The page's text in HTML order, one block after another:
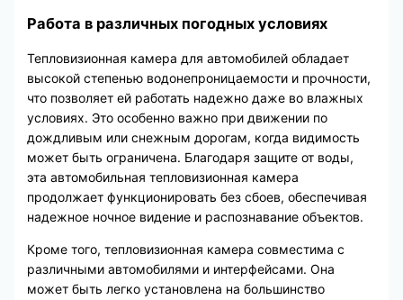
Работа в различных погодных условиях
Тепловизионная камера для автомобилей обладает
высокой степенью водонепроницаемости и прочности,
что позволяет ей работать надежно даже во влажных
условиях. Это особенно важно при движении по
дождливым или снежным дорогам, когда видимость
может быть ограничена. Благодаря защите от воды,
эта автомобильная тепловизионная камера
продолжает функционировать без сбоев, обеспечивая
надежное ночное видение и распознавание объектов.
Кроме того, тепловизионная камера совместима с
различными автомобилями и интерфейсами. Она
может быть легко установлена на большинство